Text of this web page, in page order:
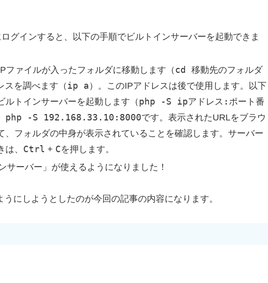
グインすると、以下の手順でビルトインサーバーを起動できま
ファイルが入ったフォルダに移動します（ cd 移動先のフォルダ
スを調べます（ ip a ）。このIPアドレスは後で使用します。以下
ルトインサーバーを起動します（ php -S ipアドレス:ポート番
php -S 192.168.33.10:8000です。表示されたURLをブラウ
、フォルダの中身が表示されていることを確認します。サーバー
、 Ctrl + Cを押します。
サーバー」が使えるようになりました！
にしようとしたのが今回の記事の内容になります。